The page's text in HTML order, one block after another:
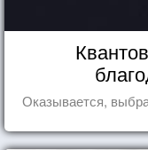
Оказывается,